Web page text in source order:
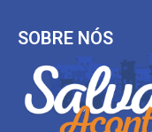
SOBRE NÓS